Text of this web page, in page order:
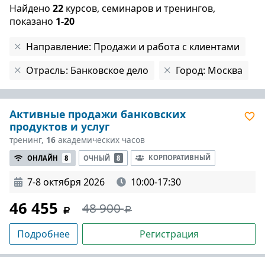
Найдено 22 курсов, семинаров и тренингов,
показано 1-20
Направление: Продажи и работа с клиентами
Отрасль: Банковское дело
Город: Москва
Активные продажи банковских
продуктов и услуг
тренинг, 16 академических часов
ОНЛАЙН 8 ОЧНЫЙ 8 КОРПОРАТИВНЫЙ
7-8 октября 2026 10:00-17:30
46 455 48 900
Подробнее Регистрация